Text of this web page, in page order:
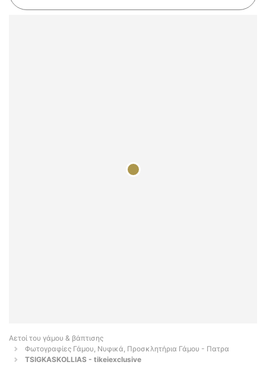
Αετοί του γάμου & βάπτισης
Φωτογραφίες Γάμου, Νυφικά, Προσκλητήρια Γάμου - Πατρα
TSIGKASKOLLIAS - tikeiexclusive